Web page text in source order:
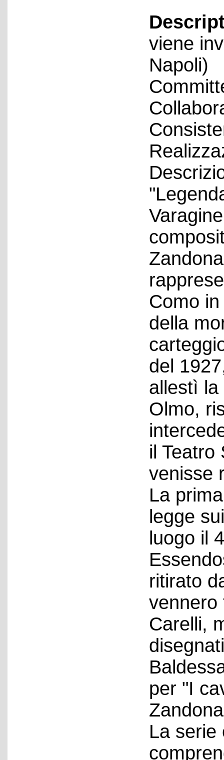
viene
Napoli)
Como
della
del
allestì la
Olmo,
il Teatro
venisse
La
legge
luogo il
ritirato
vennero
Carelli,
per "I
La serie